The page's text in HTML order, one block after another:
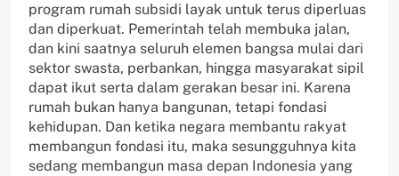
program rumah subsidi layak untuk terus diperluas
dan diperkuat. Pemerintah telah membuka jalan,
dan kini saatnya seluruh elemen bangsa mulai dari
sektor swasta, perbankan, hingga masyarakat sipil
dapat ikut serta dalam gerakan besar ini. Karena
rumah bukan hanya bangunan, tetapi fondasi
kehidupan. Dan ketika negara membantu rakyat
membangun fondasi itu, maka sesungguhnya kita
sedang membangun masa depan Indonesia yang